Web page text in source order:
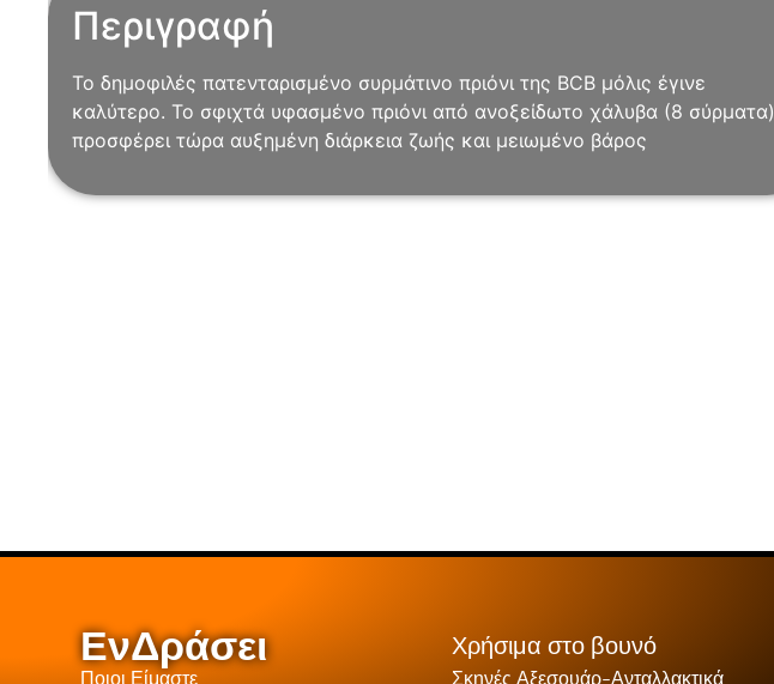
Περιγραφή
Το δημοφιλές πατενταρισμένο συρμάτινο πριόνι της BCB μόλις έγινε
καλύτερο. Το σφιχτά υφασμένο πριόνι από ανοξείδωτο χάλυβα (8 σύρματα)
προσφέρει τώρα αυξημένη διάρκεια ζωής και μειωμένο βάρος
ΕνΔράσει Χρήσιμα στο βουνό